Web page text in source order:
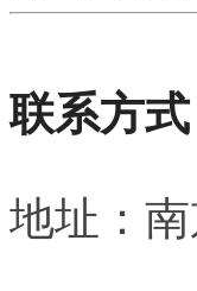
联系方式
地址：